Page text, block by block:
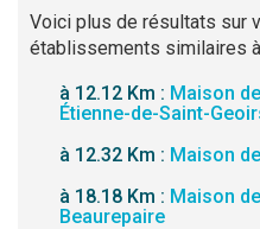
Voici plus de résultats sur
établissements similaires
à 12.12 Km : Maison
Étienne-de-Saint-
à 12.32 Km : Maison
à 18.18 Km : Maison
Beaurepaire